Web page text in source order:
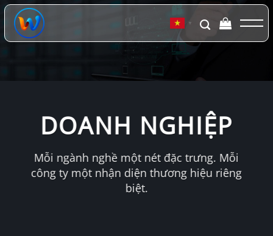
Chuyển
đến
dung
▼
DOANH NGHIỆP
Mỗi ngành nghề một nét đặc trưng. Mỗi
công ty một nhận diện thương hiệu riêng
biệt.